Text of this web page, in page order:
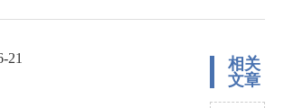
21
相关
文章